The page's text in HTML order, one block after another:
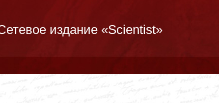
издание «Scientist»